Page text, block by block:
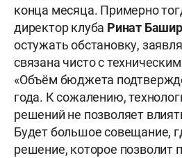
конца месяца. Примерно
директор клуба Ринат
остужать обстановку,
связана чисто с
«Объём бюджета
года. К сожалению,
решений не позволяет
Будет большое совещание,
решение, которое позволит